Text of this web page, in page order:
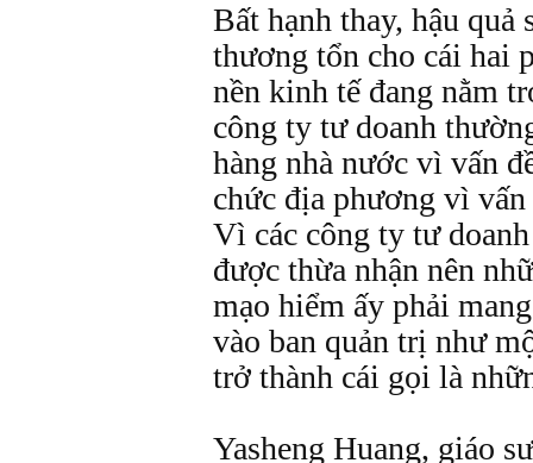
Bất hạnh thay, hậu quả
thương tổn cho cái hai
nền kinh tế đang nằm
công ty tư doanh
hàng nhà nước vì vấn
chức địa phương vì
Vì các công ty tư
được thừa nhận nên
mạo hiểm ấy phải
vào ban quản trị như
trở thành cái gọi là
Yasheng Huang, giáo